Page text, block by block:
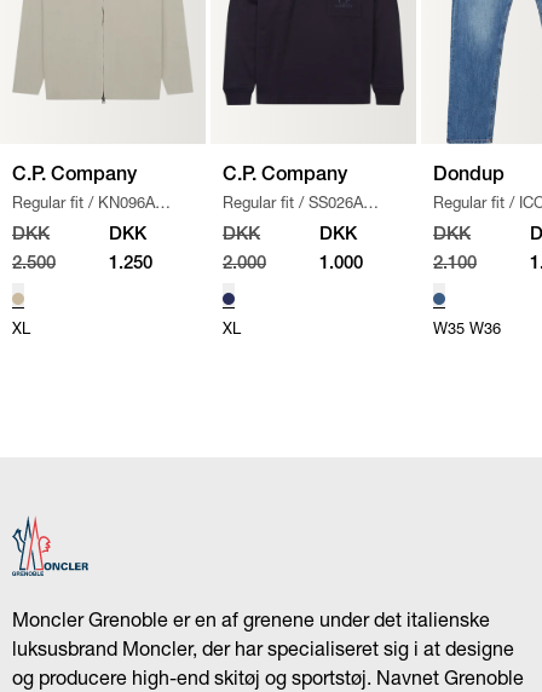
C.P. Company
Regular fit / KN096A
110560A STRIK / SAND
DKK
2.500
DKK
1.250
XL
C.P. Company
Regular fit / SS026A
005086W SWEATSHIRT
DKK
2.000
DKK
1.000
XL
Dondup
Regular fit /
/ DENIM
DKK
2.100
W35 W36
Moncler Grenoble er en af grenene under det italienske
luksusbrand Moncler, der har specialiseret sig i at designe
og producere high-end skitøj og sportstøj. Navnet Grenoble